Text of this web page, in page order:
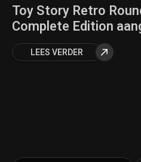
Toy Story Retro
Complete Edition
LEES VERDER